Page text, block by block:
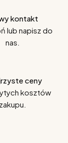
kontakt
lub napisz do
nas.
ceny
kosztów
zakupu.